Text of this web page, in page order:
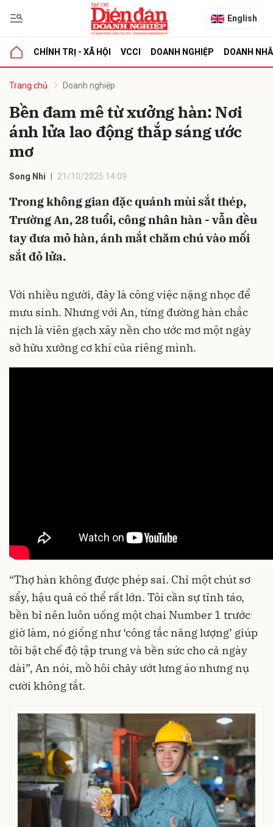
English
CHÍNH TRỊ - XÃ HỘI VCCI DOANH NGHIỆP DOANH
Trang chủ Doanh nghiệp
Bền đam mê từ xưởng hàn: Nơi
ánh lửa lao động thắp sáng ước
mơ
Song Nhi 21/10/2025 14:09
Trong không gian đặc quánh mùi sắt thép,
Trường An, 28 tuổi, công nhân hàn - vẫn đều
tay đưa mỏ hàn, ánh mắt chăm chú vào mối
sắt đỏ lửa.
Với nhiều người, đây là công việc nặng nhọc để
mưu sinh. Nhưng với An, từng đường hàn chắc
nịch là viên gạch xây nền cho ước mơ một ngày
sở hữu xưởng cơ khí của riêng mình.
“Thợ hàn không được phép sai. Chỉ một chút sơ
sẩy, hậu quả có thể rất lớn. Tôi cần sự tỉnh táo,
bền bỉ nên luôn uống một chai Number 1 trước
giờ làm, nó giống như ‘công tắc năng lượng’ giúp
tôi bật chế độ tập trung và bền sức cho cả ngày
dài”, An nói, mồ hôi chảy ướt lưng áo nhưng nụ
cười không tắt.
luận
Hủy